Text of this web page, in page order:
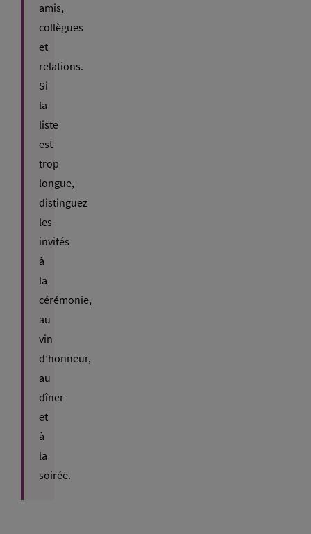
amis,
collègues
et
relations.
Si
la
liste
est
trop
longue,
distinguez
les
invités
à
la
cérémonie,
au
vin
d’honneur,
au
dîner
et
à
la
soirée.